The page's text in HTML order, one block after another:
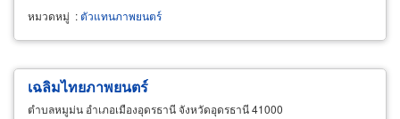
หมวดหมู่ :ตัวแทนภาพยนตร์
เฉลิมไทยภาพยนตร์
ตำบลหมูม่น อำเภอเมืองอุดรธานี จังหวัดอุดรธานี 41000